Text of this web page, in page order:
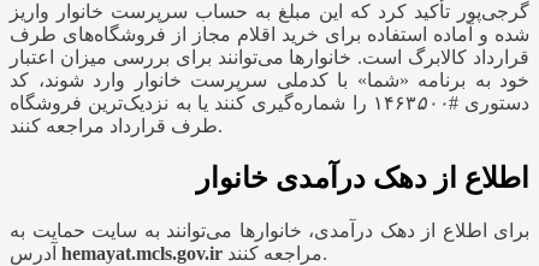
گرجی‌پور تأکید کرد که این مبلغ به حساب سرپرست خانوار واریز
شده و آماده استفاده برای خرید اقلام مجاز از فروشگاه‌های طرف
قرارداد کالابرگ است. خانوارها می‌توانند برای بررسی میزان اعتبار
خود به برنامه «شما» با کدملی سرپرست خانوار وارد شوند، کد
دستوری #۱۴۶۳۵۰۰
را شماره‌گیری کنند یا به نزدیک‌ترین فروشگاه
طرف قرارداد مراجعه کنند.
اطلاع از دهک درآمدی خانوار
برای اطلاع از دهک درآمدی، خانوارها می‌توانند به سایت حمایت به
hemayat.mcls.gov.ir مراجعه کنند.